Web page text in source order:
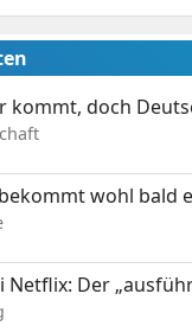
kommt, doch
wohl bald
Netflix: Der